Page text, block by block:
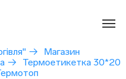
→
Магазин
→
Термоетикетка 30*20